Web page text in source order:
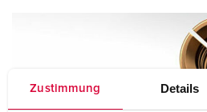
Zustimmung Details